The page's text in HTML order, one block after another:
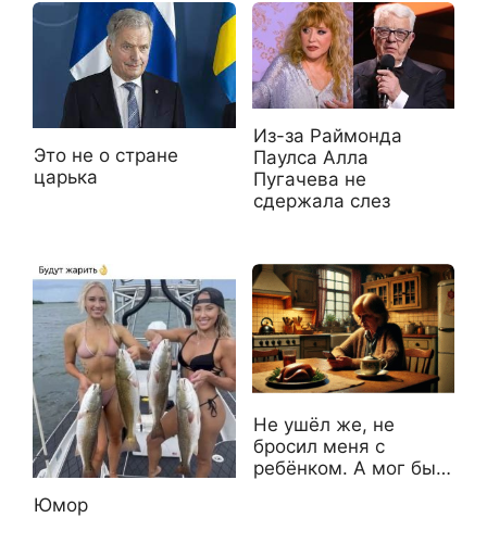
Это не о стране
царька
Из-за Раймонда
Паулса Алла
Пугачева не
сдержала слез
Юмор
Не ушёл же, не
бросил меня с
ребёнком. А мог бы…